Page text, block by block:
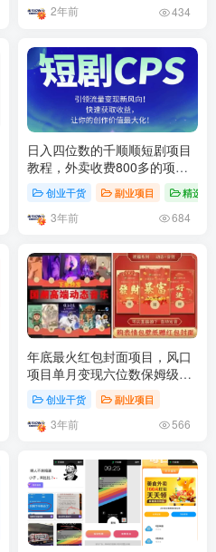
2年前 434
日入四位数的千顺顺短剧项目
教程，外卖收费800多的项
目，玩法+开通权限+教程！
创业干货 副业项目 精选推
3年前 684
年底最火红包封面项目，风口
项目单月变现六位数保姆级教
创业干货 副业项目
3年前 566